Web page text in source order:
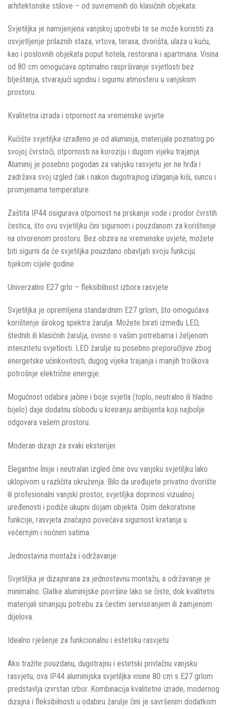
arhitektonske stilove – od suvremenih do klasičnih objekata.
Svjetiljka je namijenjena vanjskoj upotrebi te se može koristiti za
osvjetljenje prilaznih staza, vrtova, terasa, dvorišta, ulaza u kuću,
kao i poslovnih objekata poput hotela, restorana i apartmana. Visina
od 80 cm omogućava optimalno raspršivanje svjetlosti bez
blještanja, stvarajući ugodnu i sigurnu atmosferu u vanjskom
prostoru.
Kvalitetna izrada i otpornost na vremenske uvjete
Kućište svjetiljke izrađeno je od aluminija, materijala poznatog po
svojoj čvrstoći, otpornosti na koroziju i dugom vijeku trajanja.
Aluminij je posebno pogodan za vanjsku rasvjetu jer ne hrđa i
zadržava svoj izgled čak i nakon dugotrajnog izlaganja kiši, suncu i
promjenama temperature.
Zaštita IP44 osigurava otpornost na prskanje vode i prodor čvrstih
čestica, što ovu svjetiljku čini sigurnom i pouzdanom za korištenje
na otvorenom prostoru. Bez obzira na vremenske uvjete, možete
biti sigurni da će svjetiljka pouzdano obavljati svoju funkciju
tijekom cijele godine.
Univerzalno E27 grlo – fleksibilnost izbora rasvjete
Svjetiljka je opremljena standardnim E27 grlom, što omogućava
korištenje širokog spektra žarulja. Možete birati između LED,
štednih ili klasičnih žarulja, ovisno o vašim potrebama i željenom
intenzitetu svjetlosti. LED žarulje su posebno preporučljive zbog
energetske učinkovitosti, dugog vijeka trajanja i manjih troškova
potrošnje električne energije.
Mogućnost odabira jačine i boje svjetla (toplo, neutralno ili hladno
bijelo) daje dodatnu slobodu u kreiranju ambijenta koji najbolje
odgovara vašem prostoru.
Moderan dizajn za svaki eksterijer
Elegantne linije i neutralan izgled čine ovu vanjsku svjetiljku lako
uklopivom u različita okruženja. Bilo da uređujete privatno dvorište
ili profesionalni vanjski prostor, svjetiljka doprinosi vizualnoj
uređenosti i podiže ukupni dojam objekta. Osim dekorativne
funkcije, rasvjeta značajno povećava sigurnost kretanja u
večernjim i noćnim satima.
Jednostavna montaža i održavanje
Svjetiljka je dizajnirana za jednostavnu montažu, a održavanje je
minimalno. Glatke aluminijske površine lako se čiste, dok kvalitetni
materijali smanjuju potrebu za čestim servisiranjem ili zamjenom
dijelova.
Idealno rješenje za funkcionalnu i estetsku rasvjetu
Ako tražite pouzdanu, dugotrajnu i estetski privlačnu vanjsku
rasvjetu, ova IP44 aluminijska svjetiljka visine 80 cm s E27 grlom
predstavlja izvrstan izbor. Kombinacija kvalitetne izrade, modernog
dizajna i fleksibilnosti u odabiru žarulje čini je savršenim dodatkom